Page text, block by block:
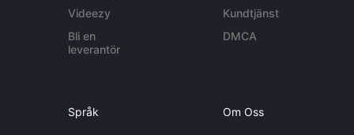
Videezy
Bli en
leverantör
Kundtjänst
DMCA
Språk Om Oss